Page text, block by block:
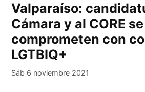
Valparaíso:
Cámara y al CORE se
comprometen con
LGTBIQ+
Sáb 6 noviembre 2021